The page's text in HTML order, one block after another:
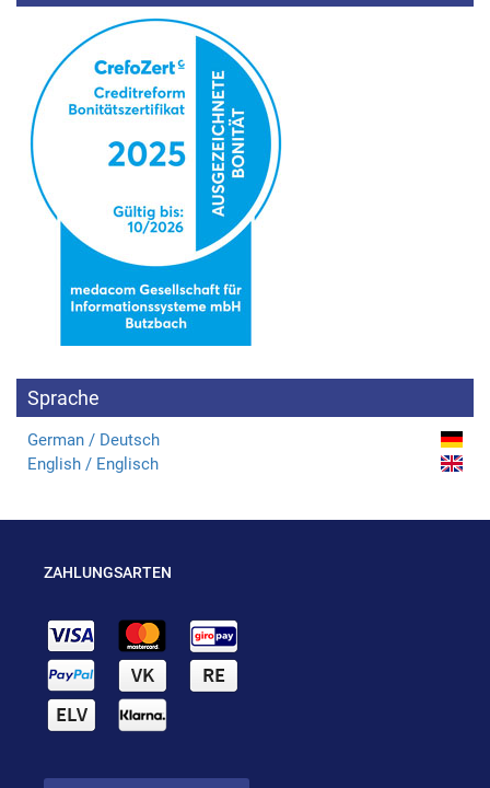
Sprache
German / Deutsch
English / Englisch
ZAHLUNGSARTEN